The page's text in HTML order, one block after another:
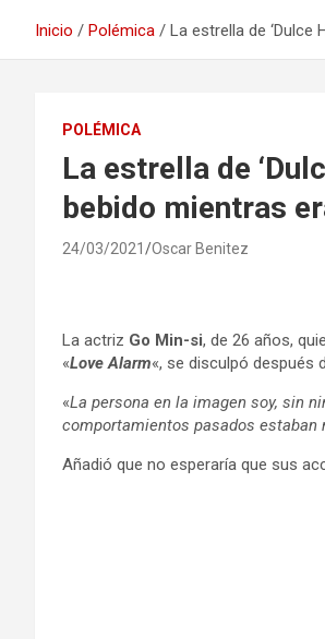
Inicio Polémica La estrella de ‘Dulce
POLÉMICA
La estrella de
bebido mientras
24/03/2021 Oscar Benitez
La actriz Go Min-si, de 26 años,
«Love Alarm«, se disculpó después
«La persona en la imagen soy, sin
comportamientos pasados ​​estaban
Añadió que no esperaría que sus